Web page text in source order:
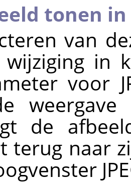
tonen
van
wijziging in
voor
weergave
de
terug naar